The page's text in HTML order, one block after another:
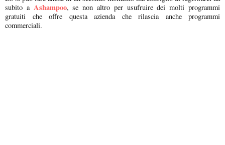
subito a Ashampoo, se non altro per usufruire dei molti programmi
gratuiti che offre questa azienda che rilascia anche programmi
commerciali.